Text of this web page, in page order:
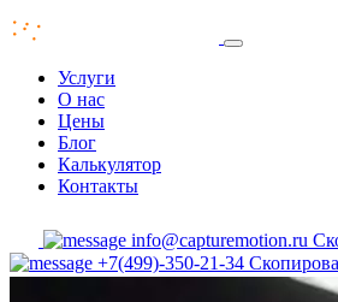
Услуги
О нас
Цены
Блог
Калькулятор
Контакты
info@capturemotion.ru
+7(499)-350-21-34